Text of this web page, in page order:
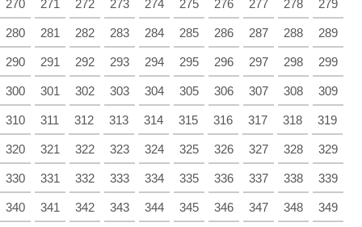
270 271 272 273 274 275 276 277 278 279
280 281 282 283 284 285 286 287 288 289
290 291 292 293 294 295 296 297 298 299
300 301 302 303 304 305 306 307 308 309
310 311 312 313 314 315 316 317 318 319
320 321 322 323 324 325 326 327 328 329
330 331 332 333 334 335 336 337 338 339
340 341 342 343 344 345 346 347 348 349